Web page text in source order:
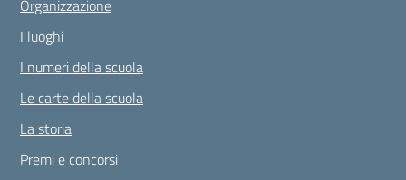
Organizzazione
I luoghi
I numeri della scuola
Le carte della scuola
La storia
Premi e concorsi